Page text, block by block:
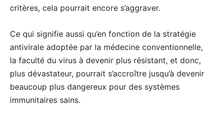
critères, cela pourrait encore s’aggraver.
Ce qui signifie aussi qu’en fonction de la stratégie
antivirale adoptée par la médecine conventionnelle,
la faculté du virus à devenir plus résistant, et donc,
plus dévastateur, pourrait s’accroître jusqu’à devenir
beaucoup plus dangereux pour des systèmes
immunitaires sains.